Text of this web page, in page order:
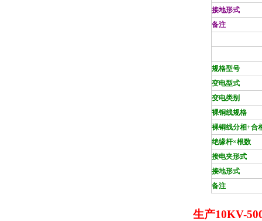
接地形式
备注
规格型号
变电型式
变电类别
裸铜线规格
裸铜线分相+合
绝缘杆×根数
接电夹形式
接地形式
备注
生产10KV-